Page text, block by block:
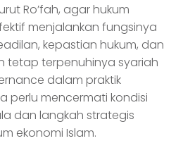
Ro’fah, agar hukum
menjalankan fungsinya
kepastian hukum, dan
tetap terpenuhinya syariah
dalam praktik
perlu mencermati kondisi
dan langkah strategis
ekonomi Islam.